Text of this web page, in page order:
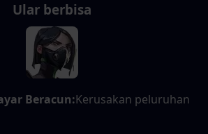
Ular berbisa
Beracun:Kerusakan peluruhan